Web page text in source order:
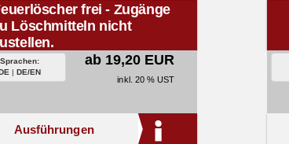
frei - Zugänge
Löschmitteln nicht
Sprachen:
DE
DE/EN
ab 19,20 EUR
inkl. 20 % UST
Ausführungen